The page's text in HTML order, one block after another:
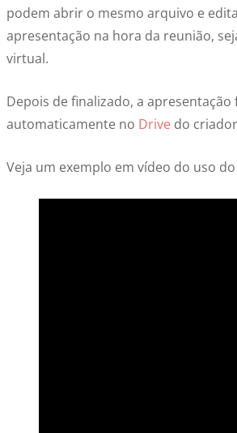
podem abrir o mesmo arquivo e
apresentação na hora da reunião,
virtual.
Depois de finalizado, a apresentação
automaticamente no Drive do
Veja um exemplo em vídeo do uso